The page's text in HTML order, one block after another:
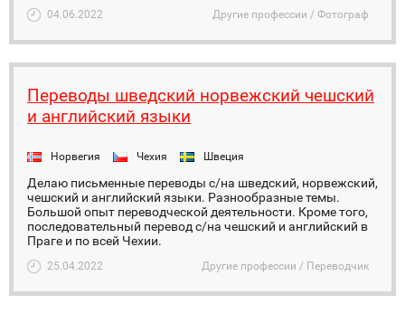
04.06.2022 Другие профессии / Фотограф
Переводы шведский норвежский чешский
и английский языки
Норвегия Чехия Швеция
Делаю письменные переводы с/на шведский, норвежский,
чешский и английский языки. Разнообразные темы.
Большой опыт переводческой деятельности. Кроме того,
последовательный перевод с/на чешский и английский в
Праге и по всей Чехии.
25.04.2022 Другие профессии / Переводчик